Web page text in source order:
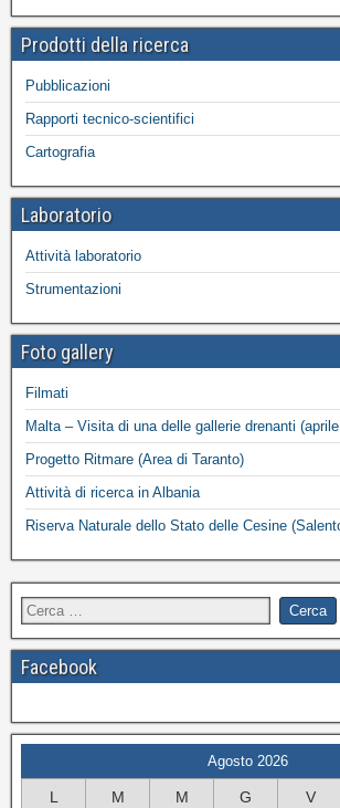
Prodotti della ricerca
Pubblicazioni
Rapporti tecnico-scientifici
Cartografia
Laboratorio
Attività laboratorio
Strumentazioni
Foto gallery
Filmati
Malta – Visita di una delle gallerie drenanti
Progetto Ritmare (Area di Taranto)
Attività di ricerca in Albania
Riserva Naturale dello Stato delle Cesine
Facebook
Agosto 2026
L M M G V